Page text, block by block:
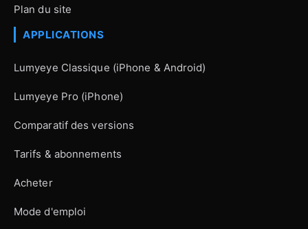
Plan du site
APPLICATIONS
Lumyeye Classique (iPhone & Android)
Lumyeye Pro (iPhone)
Comparatif des versions
Tarifs & abonnements
Acheter
Mode d'emploi